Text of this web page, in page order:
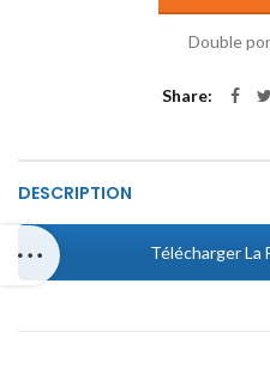
Double
Share
DESCRIPTION
Télécharger La